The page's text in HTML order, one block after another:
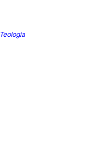
Teologia